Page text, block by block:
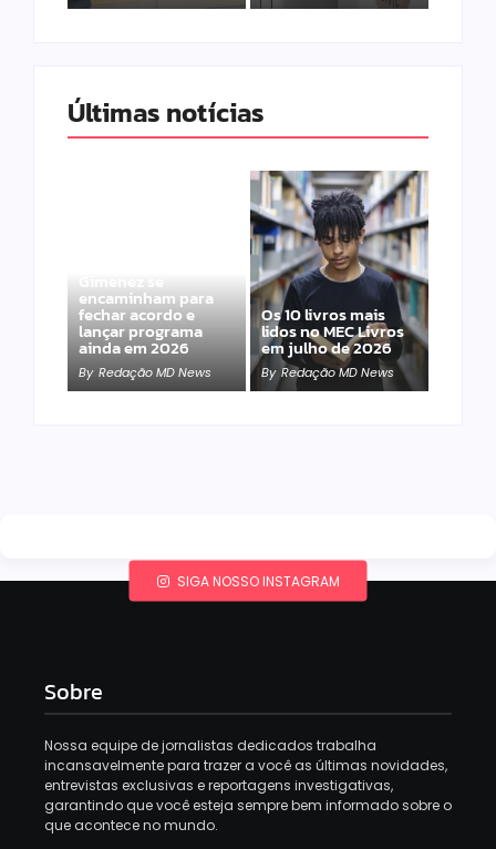
Últimas notícias
Gimenez se
encaminham para
fechar acordo e
lançar programa
ainda em 2026
By Redação MD News
Os 10 livros mais
lidos no MEC Livros
em julho de 2026
By Redação MD News
SIGA NOSSO INSTAGRAM
Sobre
Nossa equipe de jornalistas dedicados trabalha
incansavelmente para trazer a você as últimas novidades,
entrevistas exclusivas e reportagens investigativas,
garantindo que você esteja sempre bem informado sobre o
que acontece no mundo.